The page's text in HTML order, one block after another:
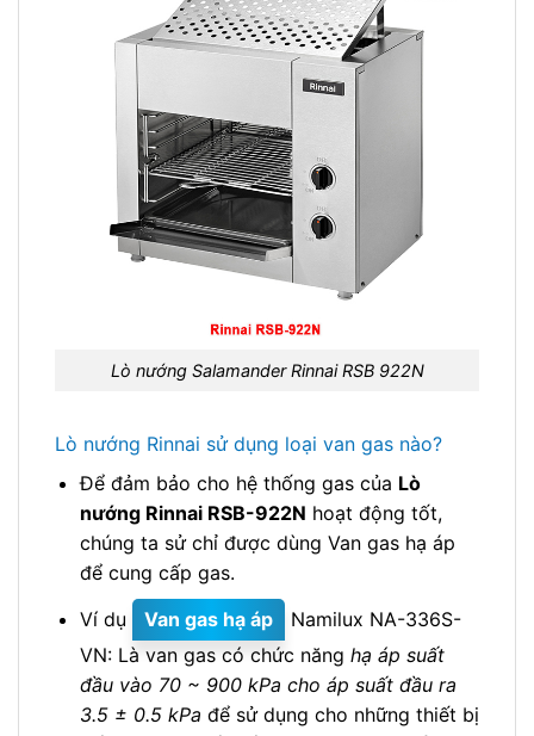
Lò nướng Salamander Rinnai RSB 922N
Lò nướng Rinnai sử dụng loại van gas nào?
Để đảm bảo cho hệ thống gas của Lò
nướng Rinnai RSB-922N hoạt động tốt,
chúng ta sử chỉ được dùng Van gas hạ áp
để cung cấp gas.
Ví dụ
Van gas hạ áp
Namilux NA-336S-
VN: Là van gas có chức năng hạ áp suất
đầu vào 70 ~ 900 kPa cho áp suất đầu ra
3.5 ± 0.5 kPa để sử dụng cho những thiết bị